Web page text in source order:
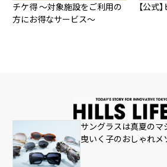
チケ得 ～対象施設をご利用の
方にお得なサービス～
【公式
サングラスは真夏の
曳いく子のおしゃれメ